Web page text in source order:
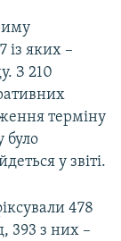
із яких –
З 210
терміну
було
у звіті.
478
393 з них –